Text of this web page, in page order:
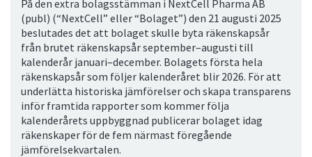
På den extra bolagsstämman i NextCell Pharma AB
(publ) (“NextCell” eller “Bolaget”) den 21 augusti 2025
beslutades det att bolaget skulle byta räkenskapsår
från brutet räkenskapsår september–augusti till
kalenderår januari–december. Bolagets första hela
räkenskapsår som följer kalenderåret blir 2026. För att
underlätta historiska jämförelser och skapa transparens
inför framtida rapporter som kommer följa
kalenderårets uppbyggnad publicerar bolaget idag
räkenskaper för de fem närmast föregående
jämförelsekvartalen.